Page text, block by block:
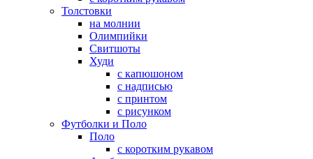
Толстовки
на молнии
Олимпийки
Свитшоты
Худи
с капюшоном
с надписью
с принтом
с рисунком
Футболки и Поло
Поло
с коротким рукавом